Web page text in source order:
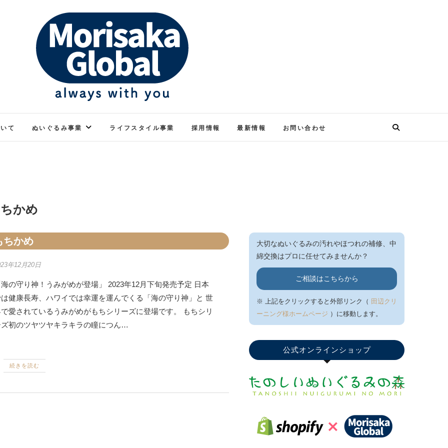
リサカグローバル
て ぬいぐるみ事業 ライフスタイル事業 採用情報 最新情報 お問い合わせ
かめ
ちかめ
年12月20日
の守り神！うみがめが登場」 2023年12月下旬発売予定 日本
健康長寿、ハワイでは幸運を運んでくる「海の守り神」と 世
愛されているうみがめがもちシリーズに登場です。 もちシリ
初のツヤツヤキラキラの瞳につん…
続きを読む
大切なぬいぐるみの汚れやほつれの補修、中
綿交換はプロに任せてみませんか？
ご相談はこちらから
※ 上記をクリックすると外部リンク（ 田辺クリ
ーニング様ホームページ ）に移動します。
公式オンラインショップ